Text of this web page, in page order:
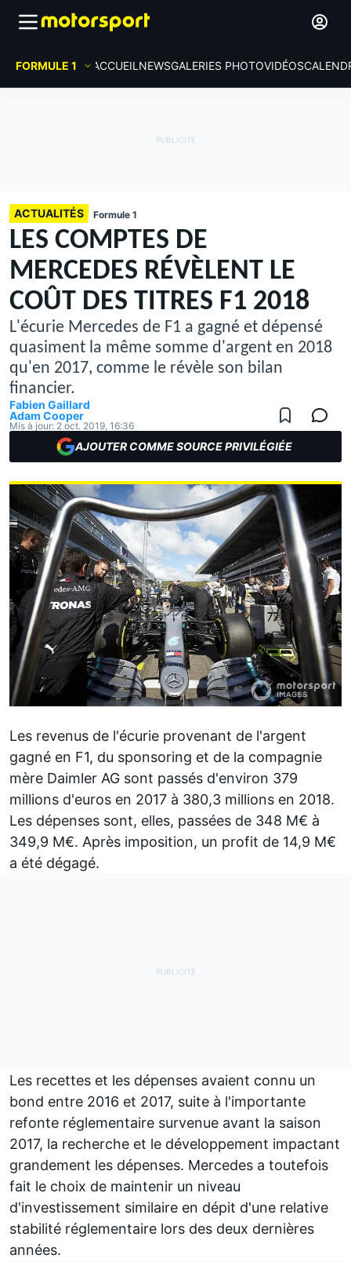
FORMULE 1 ACCUEIL NEWSGALERIES PHOTOVIDÉOS
ACTUALITÉS Formule 1
LES COMPTES DE
MERCEDES RÉVÈLENT LE
COÛT DES TITRES F1 2018
L'écurie Mercedes de F1 a gagné et dépensé
quasiment la même somme d'argent en 2018
qu'en 2017, comme le révèle son bilan
financier.
Fabien Gaillard
Adam Cooper
Mis à jour: 2 oct. 2019, 16:36
AJOUTER COMME SOURCE PRIVILÉGIÉE
Les revenus de l'écurie provenant de l'argent
gagné en F1, du sponsoring et de la compagnie
mère Daimler AG sont passés d'environ 379
millions d'euros en 2017 à 380,3 millions en 2018.
Les dépenses sont, elles, passées de 348 M€ à
349,9 M€. Après imposition, un profit de 14,9 M€
a été dégagé.
Les recettes et les dépenses avaient connu un
bond entre 2016 et 2017, suite à l'importante
refonte réglementaire survenue avant la saison
2017, la recherche et le développement impactant
grandement les dépenses. Mercedes a toutefois
fait le choix de maintenir un niveau
d'investissement similaire en dépit d'une relative
stabilité réglementaire lors des deux dernières
années.